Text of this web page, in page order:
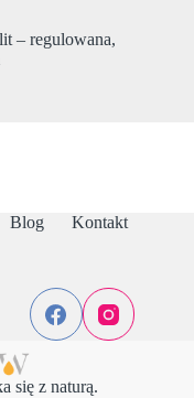
– regulowana,
Blog Kontakt
się z naturą.